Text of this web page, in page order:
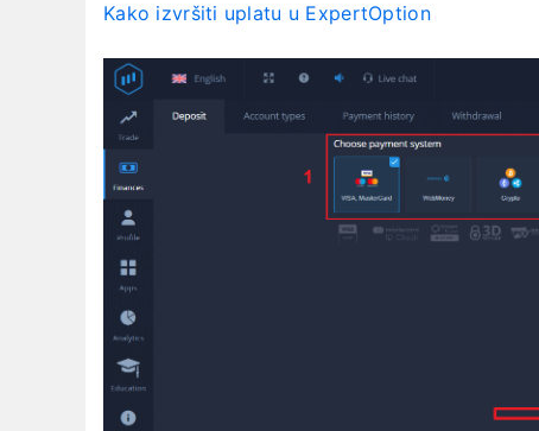
Kako izvršiti uplatu u ExpertOption